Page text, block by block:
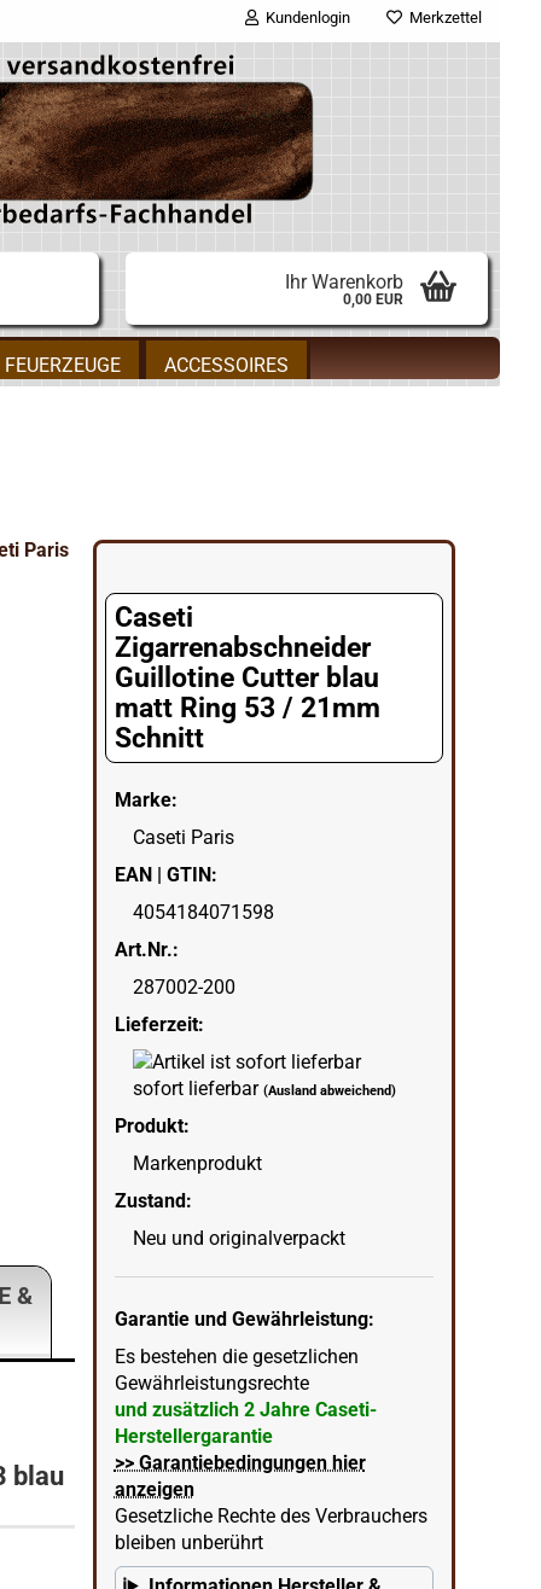
Kundenlogin
E-Mail
Passwort
Konto erstellen
Passwort vergessen?
Merkzettel
Ihr Warenkorb
0,00 EUR
FEUERZEUGE ACCESSOIRES
Caseti
Zigarrenabschneider
Guillotine Cutter blau
matt Ring 53 / 21mm
Schnitt
Marke:
Caseti Paris
EAN | GTIN:
4054184071598
Art.Nr.:
287002-200
Lieferzeit:
sofort lieferbar (Ausland abweichend)
Produkt:
Markenprodukt
Zustand:
Neu und originalverpackt
Garantie und Gewährleistung:
Es bestehen die gesetzlichen
Gewährleistungsrechte
und zusätzlich 2 Jahre Caseti-
Herstellergarantie
>> Garantiebedingungen hier
anzeigen
Gesetzliche Rechte des Verbrauchers
bleiben unberührt
&
blau